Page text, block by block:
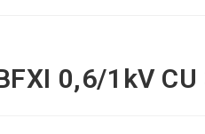
0,6/1kV CU